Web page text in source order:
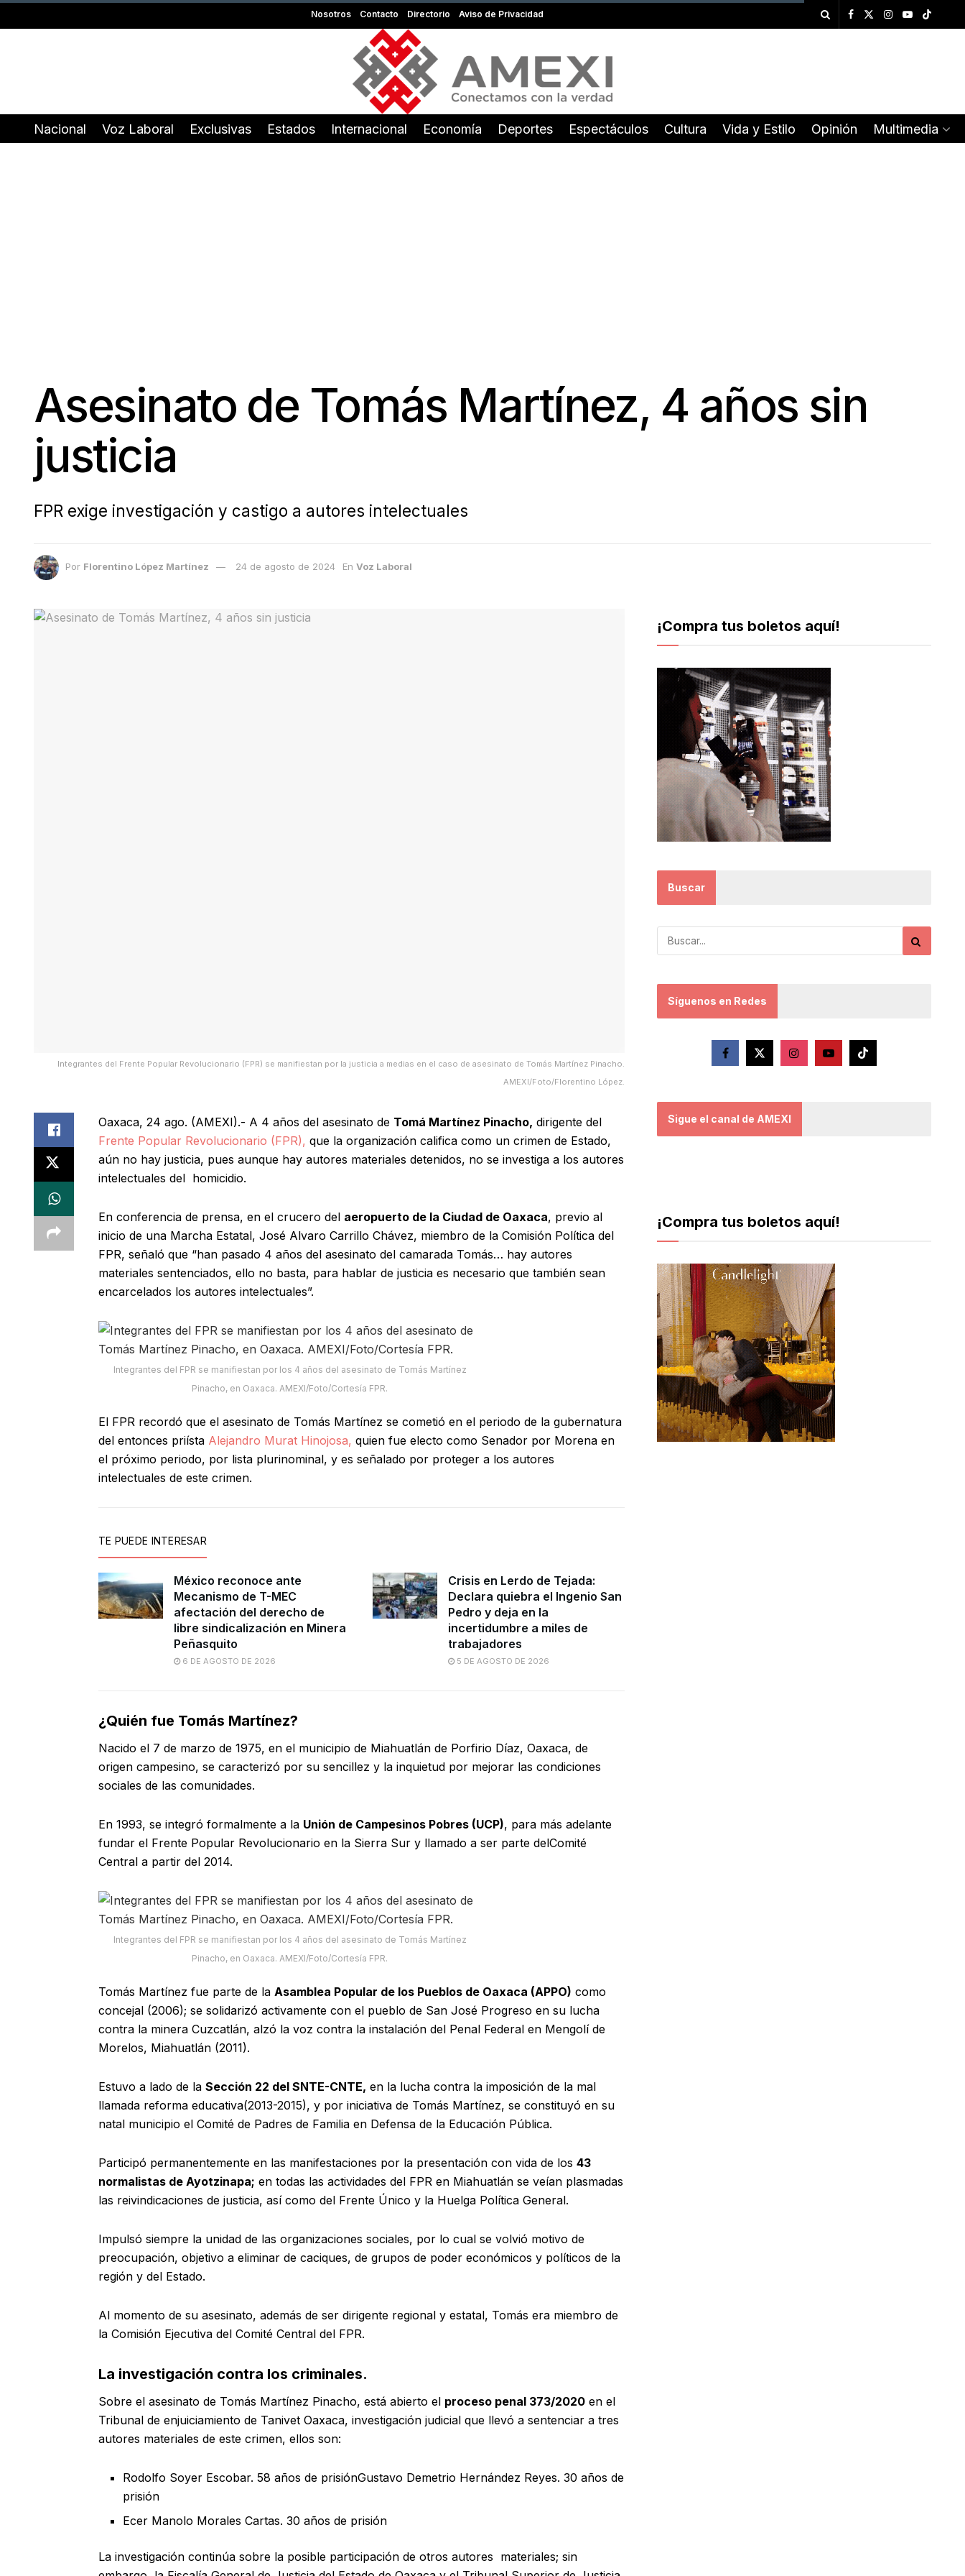
Nosotros Contacto Directorio Aviso de Privacidad
Nacional Voz Laboral Exclusivas Estados Internacional Economía Deportes Espectáculos Cultura Vida y Estilo Opinión Multimedia
Asesinato de Tomás Martínez, 4 años sin
justicia
FPR exige investigación y castigo a autores intelectuales
Por Florentino López Martínez 24 de agosto de 2024 En Voz Laboral
Integrantes del Frente Popular Revolucionario (FPR) se manifiestan por la justicia a medias en el caso de asesinato de Tomás Martínez Pinacho.
AMEXI/Foto/Florentino López.
Oaxaca, 24 ago. (AMEXI).- A 4 años del asesinato de Tomá Martínez Pinacho, dirigente del
Frente Popular Revolucionario (FPR), que la organización califica como un crimen de Estado,
aún no hay justicia, pues aunque hay autores materiales detenidos, no se investiga a los autores
intelectuales del homicidio.
En conferencia de prensa, en el crucero del aeropuerto de la Ciudad de Oaxaca, previo al
inicio de una Marcha Estatal, José Alvaro Carrillo Chávez, miembro de la Comisión Política del
FPR, señaló que “han pasado 4 años del asesinato del camarada Tomás… hay autores
materiales sentenciados, ello no basta, para hablar de justicia es necesario que también sean
encarcelados los autores intelectuales”.
Integrantes del FPR se manifiestan por los 4 años del asesinato de Tomás Martínez
Pinacho, en Oaxaca. AMEXI/Foto/Cortesía FPR.
El FPR recordó que el asesinato de Tomás Martínez se cometió en el periodo de la gubernatura
del entonces priísta Alejandro Murat Hinojosa, quien fue electo como Senador por Morena en
el próximo periodo, por lista plurinominal, y es señalado por proteger a los autores
intelectuales de este crimen.
TE PUEDE INTERESAR
México reconoce ante
Mecanismo de T-MEC
afectación del derecho de
libre sindicalización en Minera
Peñasquito
6 DE AGOSTO DE 2026
Crisis en Lerdo de Tejada:
Declara quiebra el Ingenio San
Pedro y deja en la
incertidumbre a miles de
trabajadores
5 DE AGOSTO DE 2026
¿Quién fue Tomás Martínez?
Nacido el 7 de marzo de 1975, en el municipio de Miahuatlán de Porfirio Díaz, Oaxaca, de
origen campesino, se caracterizó por su sencillez y la inquietud por mejorar las condiciones
sociales de las comunidades.
En 1993, se integró formalmente a la Unión de Campesinos Pobres (UCP), para más adelante
fundar el Frente Popular Revolucionario en la Sierra Sur y llamado a ser parte delComité
Central a partir del 2014.
Integrantes del FPR se manifiestan por los 4 años del asesinato de Tomás Martínez
Pinacho, en Oaxaca. AMEXI/Foto/Cortesía FPR.
Tomás Martínez fue parte de la Asamblea Popular de los Pueblos de Oaxaca (APPO) como
concejal (2006); se solidarizó activamente con el pueblo de San José Progreso en su lucha
contra la minera Cuzcatlán, alzó la voz contra la instalación del Penal Federal en Mengolí de
Morelos, Miahuatlán (2011).
Estuvo a lado de la Sección 22 del SNTE-CNTE, en la lucha contra la imposición de la mal
llamada reforma educativa(2013-2015), y por iniciativa de Tomás Martínez, se constituyó en su
natal municipio el Comité de Padres de Familia en Defensa de la Educación Pública.
Participó permanentemente en las manifestaciones por la presentación con vida de los 43
normalistas de Ayotzinapa; en todas las actividades del FPR en Miahuatlán se veían plasmadas
las reivindicaciones de justicia, así como del Frente Único y la Huelga Política General.
Impulsó siempre la unidad de las organizaciones sociales, por lo cual se volvió motivo de
preocupación, objetivo a eliminar de caciques, de grupos de poder económicos y políticos de la
región y del Estado.
Al momento de su asesinato, además de ser dirigente regional y estatal, Tomás era miembro de
la Comisión Ejecutiva del Comité Central del FPR.
La investigación contra los criminales.
Sobre el asesinato de Tomás Martínez Pinacho, está abierto el proceso penal 373/2020 en el
Tribunal de enjuiciamiento de Tanivet Oaxaca, investigación judicial que llevó a sentenciar a tres
autores materiales de este crimen, ellos son:
Rodolfo Soyer Escobar. 58 años de prisiónGustavo Demetrio Hernández Reyes. 30 años de
prisión
Ecer Manolo Morales Cartas. 30 años de prisión
La investigación continúa sobre la posible participación de otros autores materiales; sin
¡Compra tus boletos aquí!
Buscar
Síguenos en Redes
Sigue el canal de AMEXI
¡Compra tus boletos aquí!